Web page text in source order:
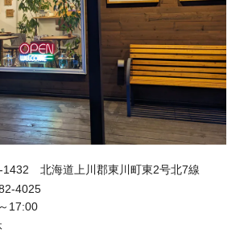
1432 北海道上川郡東川町東2号北7線
4025
17:00